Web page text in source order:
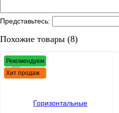
Представьтесь:
Похожие товары (8)
Рекомендуем
Хит продаж